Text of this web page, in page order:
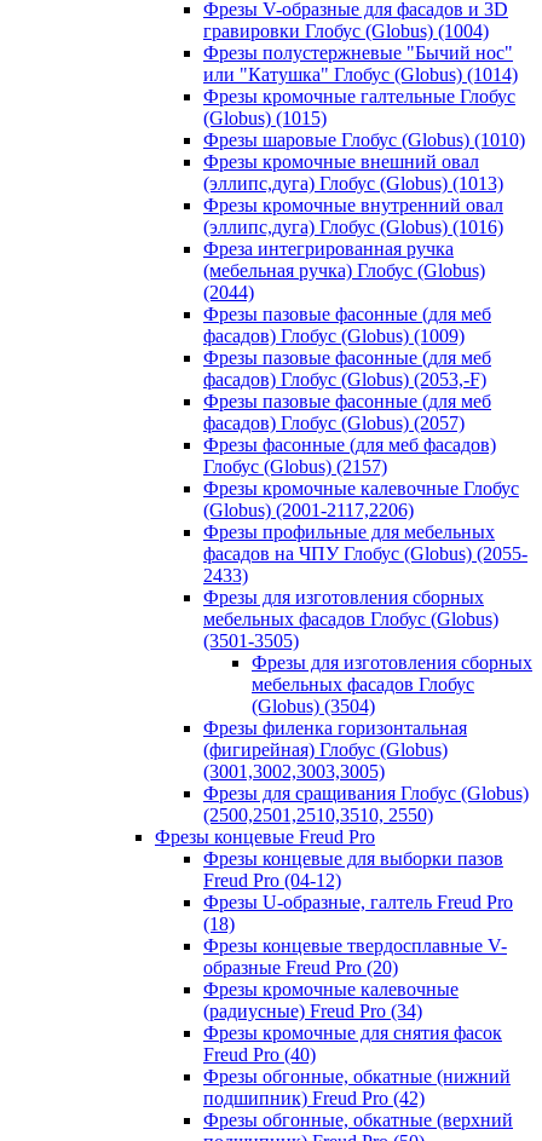
Фрезы V-образные для фасадов и 3D
гравировки Глобус (Globus) (1004)
Фрезы полустержневые "Бычий нос"
или "Катушка" Глобус (Globus) (1014)
Фрезы кромочные галтельные Глобус
(Globus) (1015)
Фрезы шаровые Глобус (Globus) (1010)
Фрезы кромочные внешний овал
(эллипс,дуга) Глобус (Globus) (1013)
Фрезы кромочные внутренний овал
(эллипс,дуга) Глобус (Globus) (1016)
Фреза интегрированная ручка
(мебельная ручка) Глобус (Globus)
(2044)
Фрезы пазовые фасонные (для меб
фасадов) Глобус (Globus) (1009)
Фрезы пазовые фасонные (для меб
фасадов) Глобус (Globus) (2053,-F)
Фрезы пазовые фасонные (для меб
фасадов) Глобус (Globus) (2057)
Фрезы фасонные (для меб фасадов)
Глобус (Globus) (2157)
Фрезы кромочные калевочные Глобус
(Globus) (2001-2117,2206)
Фрезы профильные для мебельных
фасадов на ЧПУ Глобус (Globus) (2055-
2433)
Фрезы для изготовления сборных
мебельных фасадов Глобус (Globus)
(3501-3505)
Фрезы для изготовления сборных
мебельных фасадов Глобус
(Globus) (3504)
Фрезы филенка горизонтальная
(фигирейная) Глобус (Globus)
(3001,3002,3003,3005)
Фрезы для сращивания Глобус (Globus)
(2500,2501,2510,3510, 2550)
Фрезы концевые Freud Pro
Фрезы концевые для выборки пазов
Freud Pro (04-12)
Фрезы U-образные, галтель Freud Pro
(18)
Фрезы концевые твердосплавные V-
образные Freud Pro (20)
Фрезы кромочные калевочные
(радиусные) Freud Pro (34)
Фрезы кромочные для снятия фасок
Freud Pro (40)
Фрезы обгонные, обкатные (нижний
подшипник) Freud Pro (42)
Фрезы обгонные, обкатные (верхний